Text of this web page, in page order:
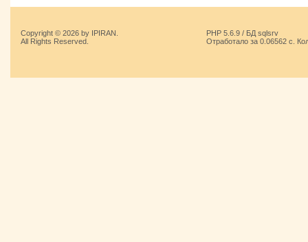
Copyright © 2026 by IPIRAN.
All Rights Reserved.
PHP 5.6.9 / БД sqlsrv
Отработало за 0.06562 с.